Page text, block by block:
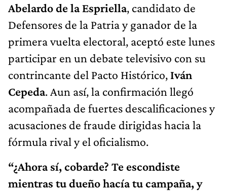
Abelardo de la Espriella, candidato de
Defensores de la Patria y ganador de la
primera vuelta electoral, aceptó este lunes
participar en un debate televisivo con su
contrincante del Pacto Histórico, Iván
Cepeda. Aun así, la confirmación llegó
acompañada de fuertes descalificaciones y
acusaciones de fraude dirigidas hacia la
fórmula rival y el oficialismo.
“¿Ahora sí, cobarde? Te escondiste
mientras tu dueño hacía tu campaña, y